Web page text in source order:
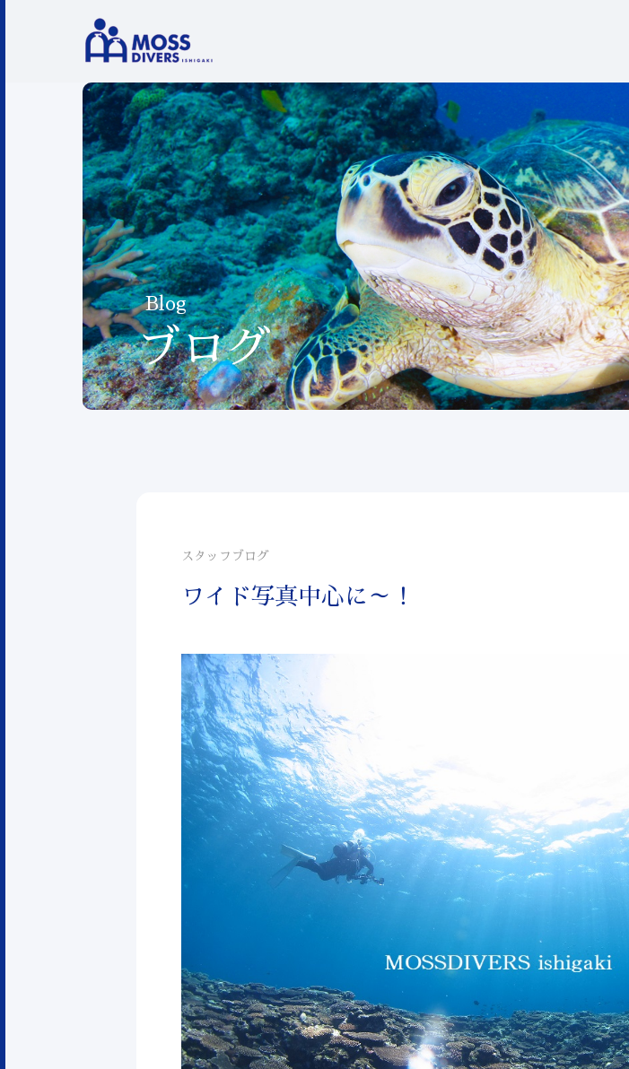
Blog
ブログ
スタッフブログ
ワイド写真中心に～！